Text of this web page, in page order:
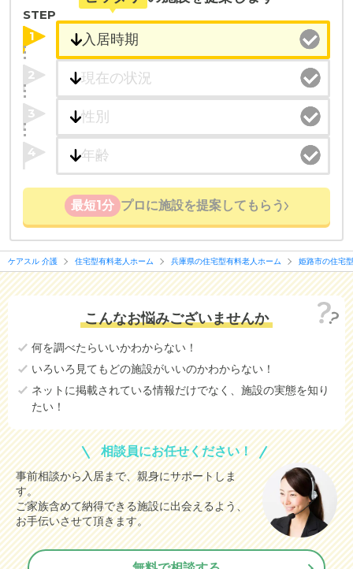
STEP
1
2
3
4
最短1分 プロに施設を提案してもらう
ケアスル 介護 住宅型有料老人ホーム 兵庫県の住宅型有料老人ホーム 姫路市の住宅
こんなお悩みございませんか
何を調べたらいいかわからない！
いろいろ見てもどの施設がいいのかわからない！
ネットに掲載されている情報だけでなく、施設の実態を知り
たい！
相談員にお任せください！
事前相談から入居まで、親身にサポートしま
す。
ご家族含めて納得できる施設に出会えるよう、
お手伝いさせて頂きます。